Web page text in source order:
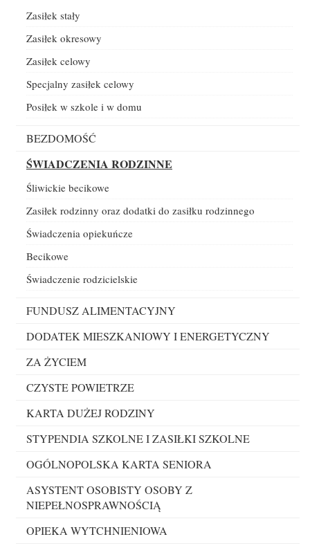
Zasiłek stały
Zasiłek okresowy
Zasiłek celowy
Specjalny zasiłek celowy
Posiłek w szkole i w domu
BEZDOMOŚĆ
ŚWIADCZENIA RODZINNE
Śliwickie becikowe
Zasiłek rodzinny oraz dodatki do zasiłku rodzinnego
Świadczenia opiekuńcze
Becikowe
Świadczenie rodzicielskie
FUNDUSZ ALIMENTACYJNY
DODATEK MIESZKANIOWY I ENERGETYCZNY
ZA ŻYCIEM
CZYSTE POWIETRZE
KARTA DUŻEJ RODZINY
STYPENDIA SZKOLNE I ZASIŁKI SZKOLNE
OGÓLNOPOLSKA KARTA SENIORA
ASYSTENT OSOBISTY OSOBY Z
NIEPEŁNOSPRAWNOŚCIĄ
OPIEKA WYTCHNIENIOWA